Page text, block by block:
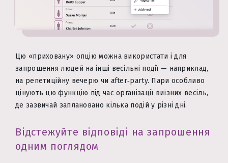
Цю «приховану» опцію можна використати і для
запрошення людей на інші весільні події — наприклад,
на репетиційну вечерю чи after‑party. Пари особливо
цінують цю функцію під час організації виїзних весіль,
де зазвичай заплановано кілька подій у різні дні.
Відстежуйте відповіді на запрошення
одним поглядом